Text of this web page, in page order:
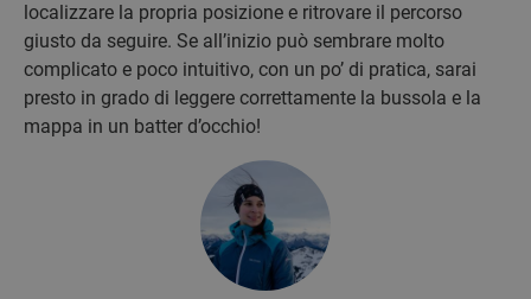
localizzare la propria posizione e ritrovare il percorso
giusto da seguire. Se all’inizio può sembrare molto
complicato e poco intuitivo, con un po’ di pratica, sarai
presto in grado di leggere correttamente la bussola e la
mappa in un batter d’occhio!